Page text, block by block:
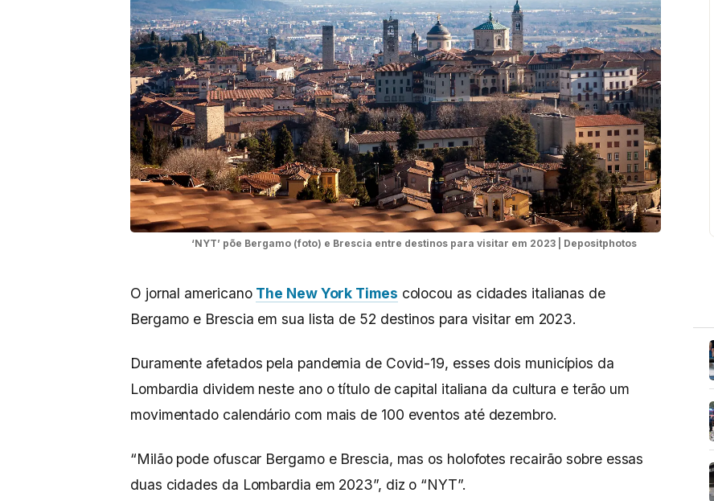
‘NYT’ põe Bergamo (foto) e Brescia entre destinos para visitar em 2023 | Depositphotos
O jornal americano The New York Times colocou as cidades italianas de
Bergamo e Brescia em sua lista de 52 destinos para visitar em 2023.
Duramente afetados pela pandemia de Covid-19, esses dois municípios da
Lombardia dividem neste ano o título de capital italiana da cultura e terão um
movimentado calendário com mais de 100 eventos até dezembro.
“Milão pode ofuscar Bergamo e Brescia, mas os holofotes recairão sobre essas
duas cidades da Lombardia em 2023”, diz o “NYT”.